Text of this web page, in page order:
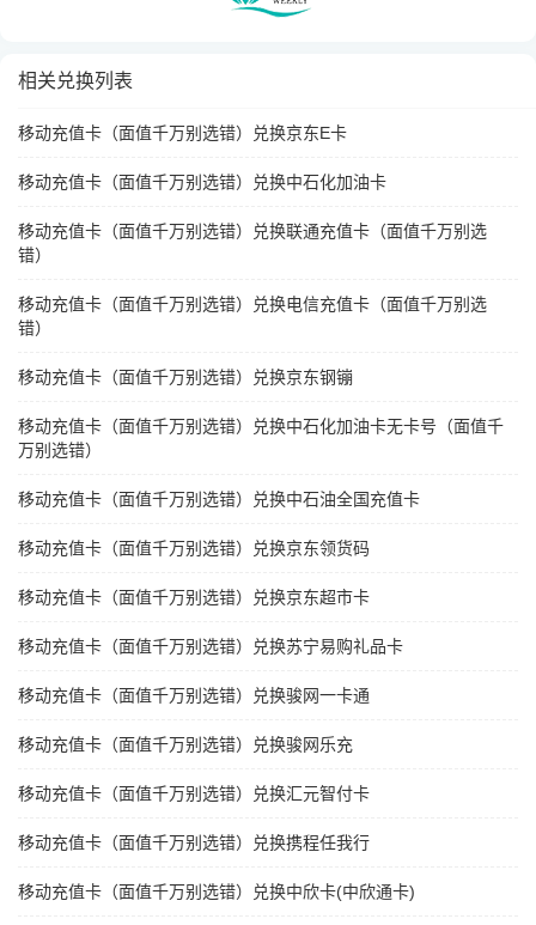
相关兑换列表
移动充值卡（面值千万别选错）兑换京东E卡
移动充值卡（面值千万别选错）兑换中石化加油卡
移动充值卡（面值千万别选错）兑换联通充值卡（面值千万别选
错）
移动充值卡（面值千万别选错）兑换电信充值卡（面值千万别选
错）
移动充值卡（面值千万别选错）兑换京东钢镚
移动充值卡（面值千万别选错）兑换中石化加油卡无卡号（面值千
万别选错）
移动充值卡（面值千万别选错）兑换中石油全国充值卡
移动充值卡（面值千万别选错）兑换京东领货码
移动充值卡（面值千万别选错）兑换京东超市卡
移动充值卡（面值千万别选错）兑换苏宁易购礼品卡
移动充值卡（面值千万别选错）兑换骏网一卡通
移动充值卡（面值千万别选错）兑换骏网乐充
移动充值卡（面值千万别选错）兑换汇元智付卡
移动充值卡（面值千万别选错）兑换携程任我行
移动充值卡（面值千万别选错）兑换中欣卡(中欣通卡)